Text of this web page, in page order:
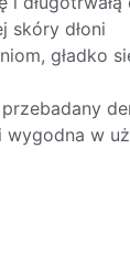
skóry dłoni
gładko
wygodna w